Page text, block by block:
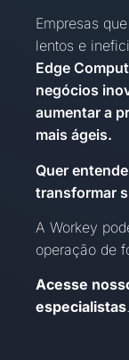
Empresas
lentos e
Edge
negócios
aumentar a
mais ágeis.
Quer
transformar
A Workey
operação de
Acesse
especialistas.